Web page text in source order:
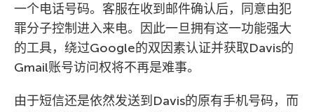
一个电话号码。客服在收到邮件确认后，同意由犯
罪分子控制进入来电。因此一旦拥有这一功能强大
的工具，绕过Google的双因素认证并获取Davis的
Gmail账号访问权将不再是难事。
由于短信还是依然发送到Davis的原有手机号码，而